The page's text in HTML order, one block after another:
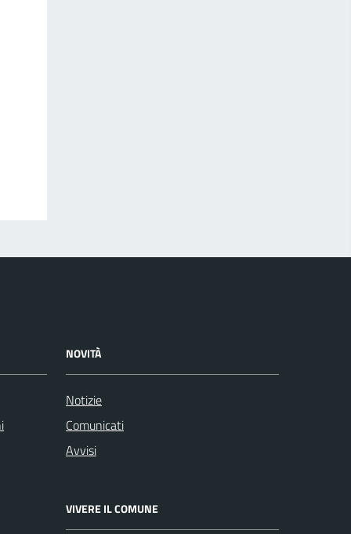
NOVITÀ
Notizie
Comunicati
Avvisi
VIVERE IL COMUNE